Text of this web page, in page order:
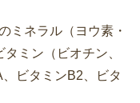
ミネラル（ヨウ素・
ミン（ビオチン、
ビタミンB2、ビタ